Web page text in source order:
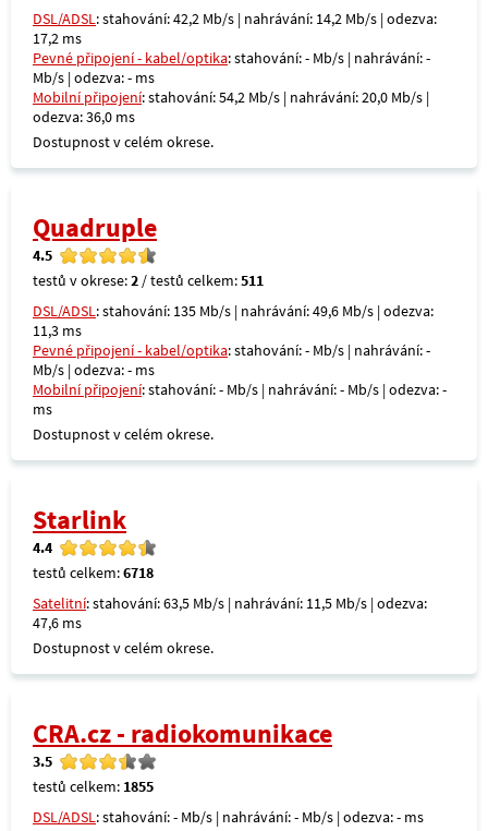
DSL/ADSL: stahování: 42,2 Mb/s | nahrávání: 14,2 Mb/s | odezva:
17,2 ms
Pevné připojení - kabel/optika: stahování: - Mb/s | nahrávání: -
Mb/s | odezva: - ms
Mobilní připojení: stahování: 54,2 Mb/s | nahrávání: 20,0 Mb/s |
odezva: 36,0 ms
Dostupnost v celém okrese.
Quadruple
4.5
testů v okrese:2 / testů celkem:511
DSL/ADSL: stahování: 135 Mb/s | nahrávání: 49,6 Mb/s | odezva:
11,3 ms
Pevné připojení - kabel/optika: stahování: - Mb/s | nahrávání: -
Mb/s | odezva: - ms
Mobilní připojení: stahování: - Mb/s | nahrávání: - Mb/s | odezva: -
ms
Dostupnost v celém okrese.
Starlink
4.4
testů celkem:6718
Satelitní: stahování: 63,5 Mb/s | nahrávání: 11,5 Mb/s | odezva:
47,6 ms
Dostupnost v celém okrese.
CRA.cz - radiokomunikace
3.5
testů celkem: 1855
DSL/ADSL: stahování: - Mb/s | nahrávání: - Mb/s | odezva: - ms